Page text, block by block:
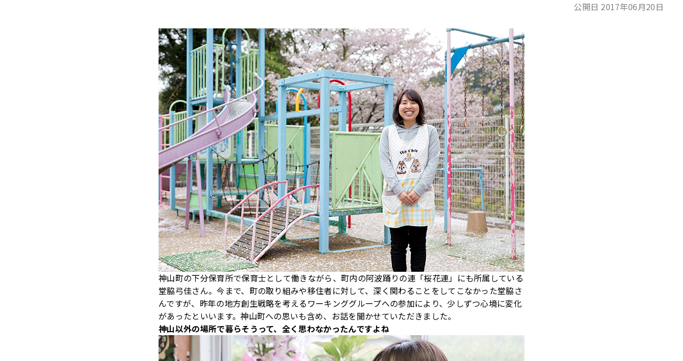
公開日 2017年06月20日
神山町の下分保育所で保育士として働きながら、町内の阿波踊りの連「桜花連」にも所属している
堂脇弓佳さん。今まで、町の取り組みや移住者に対して、深く関わることをしてこなかった堂脇さ
んですが、昨年の地方創生戦略を考えるワーキンググループへの参加により、少しずつ心境に変化
があったといいます。神山町への思いも含め、お話を聞かせていただきました。
神山以外の場所で暮らそうって、全く思わなかったんですよね